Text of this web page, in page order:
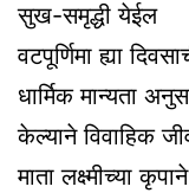
सुख-समृद्धी येईल
वटपूर्णिमा ह्या
धार्मिक मान्यता
केल्याने विवाहिक
माता लक्ष्मीच्या